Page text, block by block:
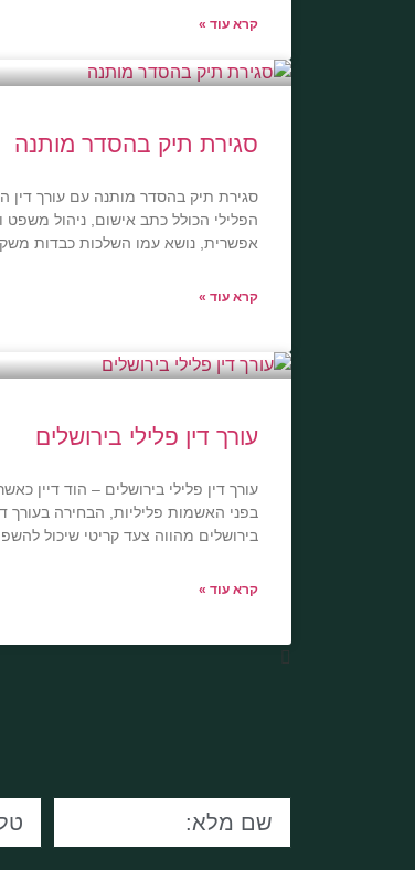
קרא עוד »
סגירת תיק בהסדר מותנה
סגירת תיק בהסדר מותנה עם עורך דין
הפלילי הכולל כתב אישום, ניהול משפט
אפשרית, נושא עמו השלכות כבדות
קרא עוד »
עורך דין פלילי בירושלים
עורך דין פלילי בירושלים – הוד דיין
בפני האשמות פליליות, הבחירה בעורך
בירושלים מהווה צעד קריטי שיכול
קרא עוד »